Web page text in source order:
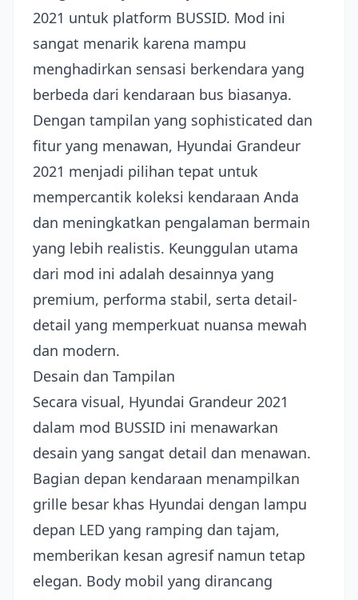
2021 untuk platform BUSSID. Mod ini
sangat menarik karena mampu
menghadirkan sensasi berkendara yang
berbeda dari kendaraan bus biasanya.
Dengan tampilan yang sophisticated dan
fitur yang menawan, Hyundai Grandeur
2021 menjadi pilihan tepat untuk
mempercantik koleksi kendaraan Anda
dan meningkatkan pengalaman bermain
yang lebih realistis. Keunggulan utama
dari mod ini adalah desainnya yang
premium, performa stabil, serta detail-
detail yang memperkuat nuansa mewah
dan modern.
Desain dan Tampilan
Secara visual, Hyundai Grandeur 2021
dalam mod BUSSID ini menawarkan
desain yang sangat detail dan menawan.
Bagian depan kendaraan menampilkan
grille besar khas Hyundai dengan lampu
depan LED yang ramping dan tajam,
memberikan kesan agresif namun tetap
elegan. Body mobil yang dirancang